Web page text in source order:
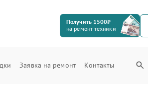
Получить 1500₽
на ремонт техники
Заявка на ремонт Контакты